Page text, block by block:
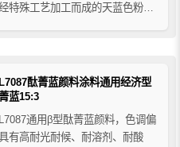
特殊工艺加工而成的天蓝色粉状
主要用于涂料、油墨等行业的产
...
酞菁蓝颜料涂料通用经济型
蓝15:3
通用β型酞菁蓝颜料，色调偏
有高耐光耐候、耐溶剂、耐酸